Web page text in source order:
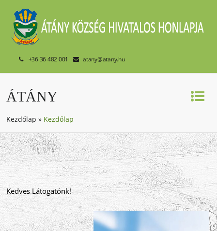
+36 36 482 001 atany@atany.hu
ÁTÁNY
Kezdőlap » Kezdőlap
Kedves Látogatónk!